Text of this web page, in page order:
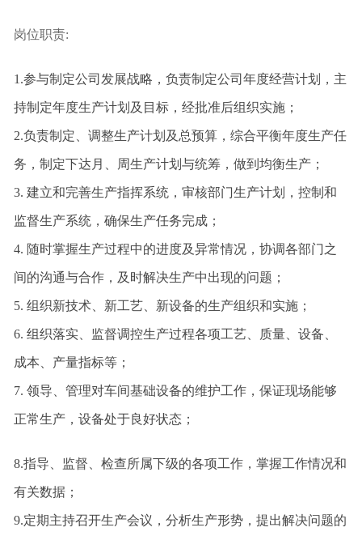
岗位职责:
1.参与制定公司发展战略，负责制定公司年度经营计划，主
持制定年度生产计划及目标，经批准后组织实施；
2.负责制定、调整生产计划及总预算，综合平衡年度生产任
务，制定下达月、周生产计划与统筹，做到均衡生产；
3. 建立和完善生产指挥系统，审核部门生产计划，控制和
监督生产系统，确保生产任务完成；
4. 随时掌握生产过程中的进度及异常情况，协调各部门之
间的沟通与合作，及时解决生产中出现的问题；
5. 组织新技术、新工艺、新设备的生产组织和实施；
6. 组织落实、监督调控生产过程各项工艺、质量、设备、
成本、产量指标等；
7. 领导、管理对车间基础设备的维护工作，保证现场能够
正常生产，设备处于良好状态；
8.指导、监督、检查所属下级的各项工作，掌握工作情况和
有关数据；
9.定期主持召开生产会议，分析生产形势，提出解决问题的